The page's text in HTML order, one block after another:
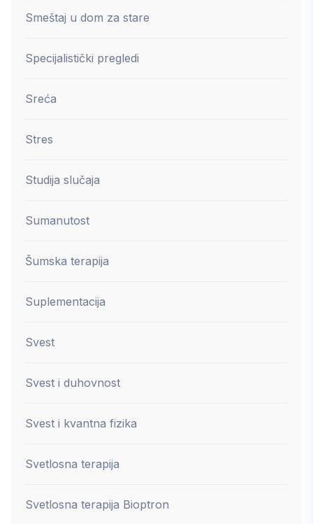
Smeštaj u dom za stare
Specijalistički pregledi
Sreća
Stres
Studija slučaja
Sumanutost
Šumska terapija
Suplementacija
Svest
Svest i duhovnost
Svest i kvantna fizika
Svetlosna terapija
Svetlosna terapija Bioptron